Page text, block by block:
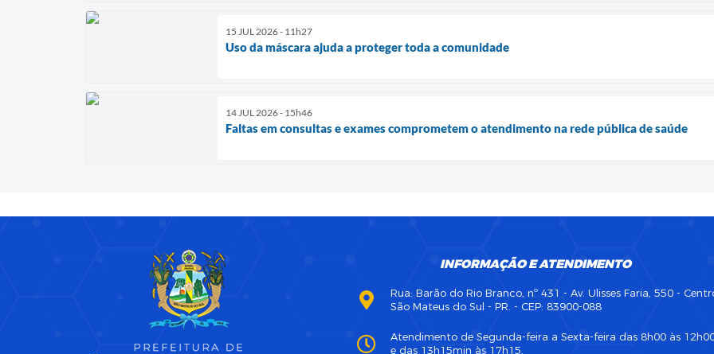
15 JUL 2026 - 11h27
Uso da máscara ajuda a proteger toda a comunidade
14 JUL 2026 - 15h46
Faltas em consultas e exames comprometem o atendimento na rede pública de saúde
INFORMAÇÃO E ATENDIMENTO
Rua: Barão do Rio Branco, nº 431 - Av. Ulisses Faria, 550 -
São Mateus do Sul - PR. - CEP: 83900-088
Atendimento de Segunda-feira a Sexta-feira das 8h00 às
e das 13h15min às 17h15.